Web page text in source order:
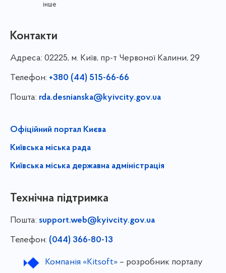
інше
Контакти
Адреса: 02225, м. Київ, пр-т Червоної Калини, 29
Телефон: +380 (44) 515-66-66
Пошта: rda.desnianska@kyivcity.gov.ua
Офіційний портал Києва
Київська міська рада
Київська міська державна адміністрація
Технічна підтримка
Пошта: support.web@kyivcity.gov.ua
Телефон: (044) 366-80-13
Компанія «Kitsoft»– розробник порталу